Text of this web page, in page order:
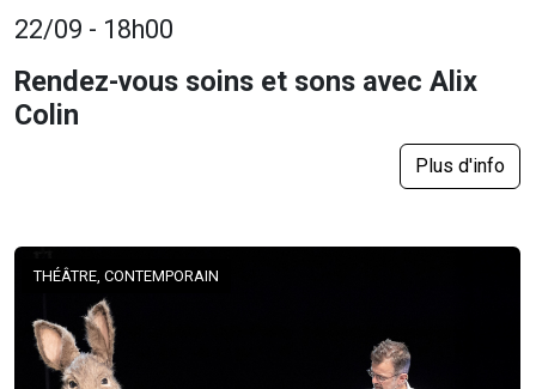
22/09 - 18h00
Rendez-vous soins et sons avec Alix
Colin
Plus d'info
THÉÂTRE, CONTEMPORAIN